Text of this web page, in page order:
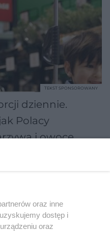
dziennie.
Polacy
i owoce
TEKST SPONSOROWANY
oraz inne
dostęp i
oraz